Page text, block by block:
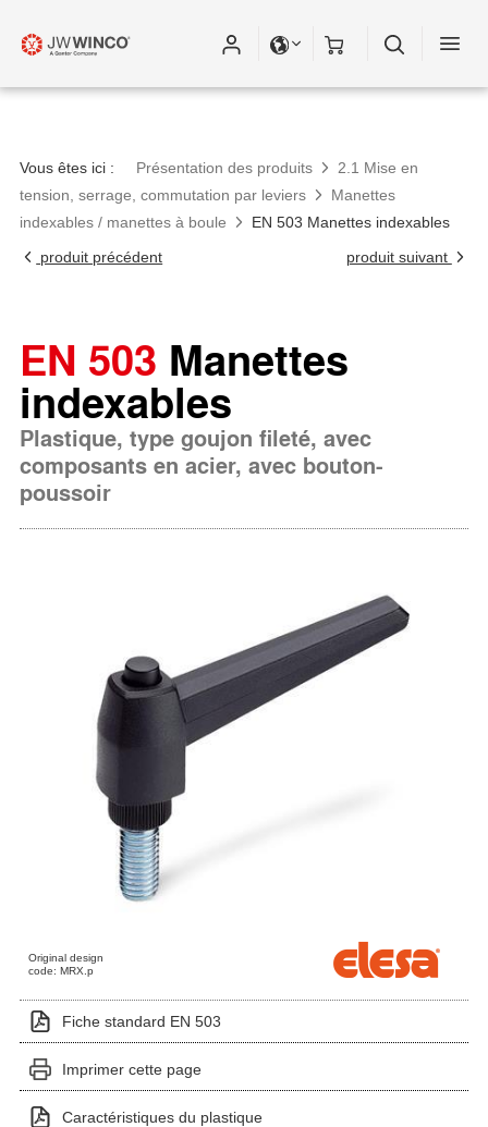
Vous êtes ici : Présentation des produits
2.1 Mise en
tension, serrage, commutation par leviers
Manettes
indexables / manettes à boule
EN 503 Manettes indexables
produit précédent
produit suivant
EN 503 Manettes
indexables
Plastique, type goujon fileté, avec
composants en acier, avec bouton-
poussoir
Original design
code: MRX.p
Fiche standard EN 503
Imprimer cette page
Caractéristiques du plastique